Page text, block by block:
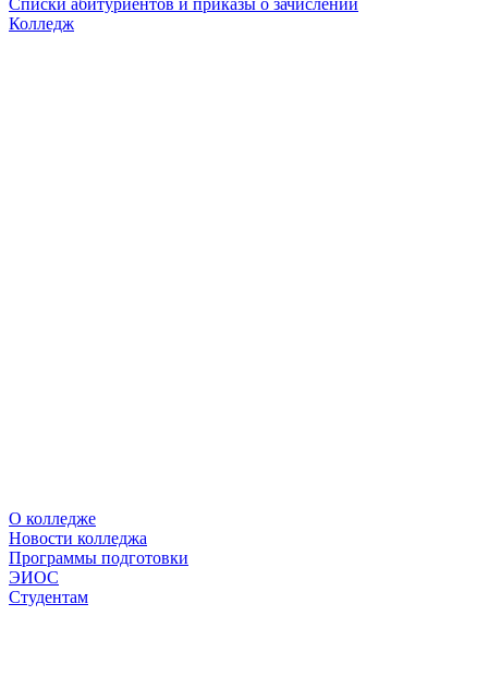
Списки абитуриентов и приказы о зачислении
Колледж
О колледже
Новости колледжа
Программы подготовки
ЭИОС
Студентам